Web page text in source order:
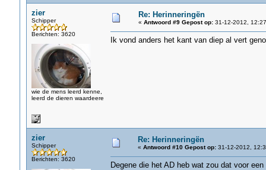
zier
Schipper
Berichten: 3620
wie de mens leerd kenne,
leerd de dieren waardeere
Re: Herinneringën
« Antwoord #9 Gepost op:31-12-2012,
Ik vond anders het kant van diep al vert
zier
Schipper
Berichten: 3620
Re: Herinneringën
« Antwoord #10 Gepost op:31-12-2012,
Degene die het AD heb wat zou dat voor